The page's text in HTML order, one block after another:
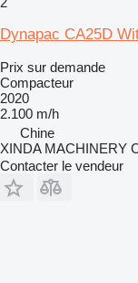
Dynapac CA25D
Prix sur demande
Compacteur
2020
2.100 m/h
Chine
XINDA MACHINERY
Contacter le vendeur